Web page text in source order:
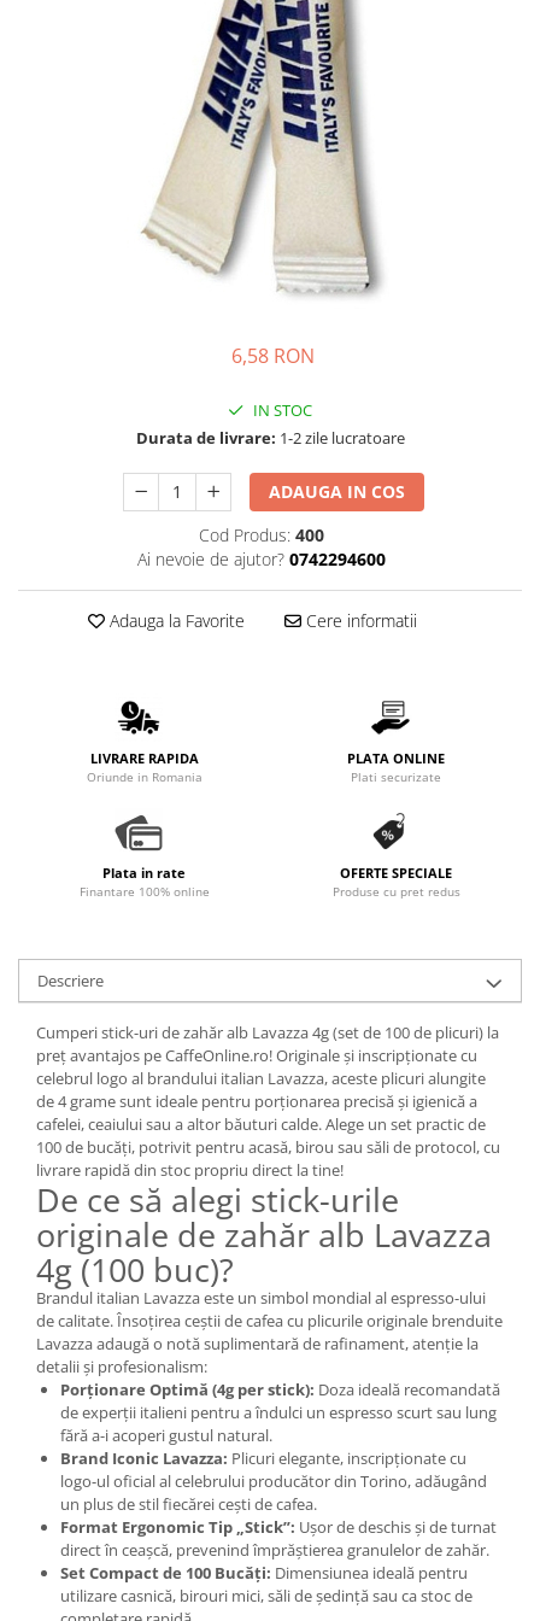
6,58 RON
IN STOC
Durata de livrare: 1-2 zile lucratoare
ADAUGA IN COS
Cod Produs: 400
Ai nevoie de ajutor? 0742294600
Adauga la Favorite Cere informatii
LIVRARE RAPIDA
Oriunde in Romania
PLATA ONLINE
Plati securizate
Plata in rate
Finantare 100% online
OFERTE SPECIALE
Produse cu pret redus
Descriere
Cumperi stick-uri de zahăr alb Lavazza 4g (set de 100 de plicuri) la
preț avantajos pe CaffeOnline.ro! Originale și inscripționate cu
celebrul logo al brandului italian Lavazza, aceste plicuri alungite
de 4 grame sunt ideale pentru porționarea precisă și igienică a
cafelei, ceaiului sau a altor băuturi calde. Alege un set practic de
100 de bucăți, potrivit pentru acasă, birou sau săli de protocol, cu
livrare rapidă din stoc propriu direct la tine!
De ce să alegi stick-urile
originale de zahăr alb Lavazza
4g (100 buc)?
Brandul italian Lavazza este un simbol mondial al espresso-ului
de calitate. Însoțirea ceștii de cafea cu plicurile originale brenduite
Lavazza adaugă o notă suplimentară de rafinament, atenție la
detalii și profesionalism:
Porționare Optimă (4g per stick): Doza ideală recomandată
de experții italieni pentru a îndulci un espresso scurt sau lung
fără a-i acoperi gustul natural.
Brand Iconic Lavazza: Plicuri elegante, inscripționate cu
logo-ul oficial al celebrului producător din Torino, adăugând
un plus de stil fiecărei cești de cafea.
Format Ergonomic Tip „Stick”: Ușor de deschis și de turnat
direct în ceașcă, prevenind împrăștierea granulelor de zahăr.
Set Compact de 100 Bucăți: Dimensiunea ideală pentru
utilizare casnică, birouri mici, săli de ședință sau ca stoc de